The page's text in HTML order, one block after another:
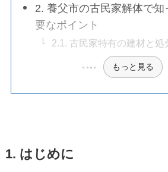
2. 養父市の古民家解体で知
要なポイント
2.1. 古民家特有の建材と処
もっと見る
1. はじめに